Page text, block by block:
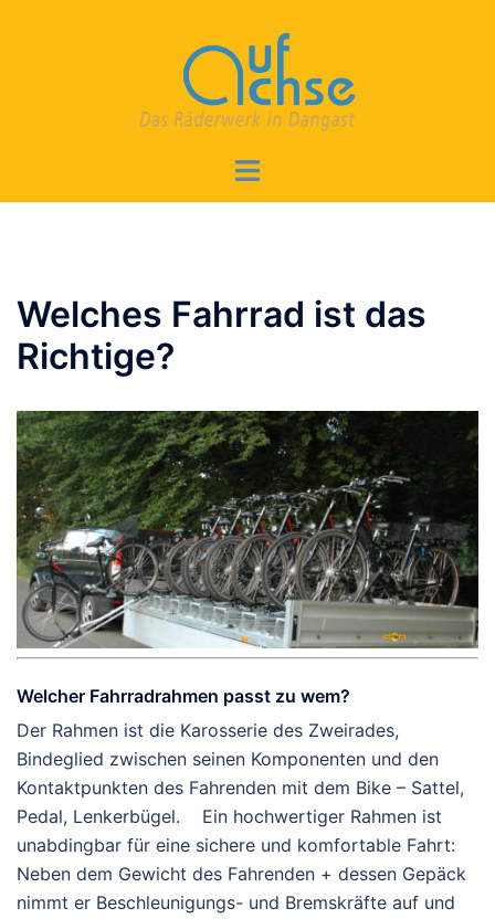
Menü
Welches Fahrrad ist das
Richtige?
Welcher Fahrradrahmen passt zu wem?
Der Rahmen ist die Karosserie des Zweirades,
Bindeglied zwischen seinen Komponenten und den
Kontaktpunkten des Fahrenden mit dem Bike – Sattel,
Pedal, Lenkerbügel. Ein hochwertiger Rahmen ist
unabdingbar für eine sichere und komfortable Fahrt:
Neben dem Gewicht des Fahrenden + dessen Gepäck
nimmt er Beschleunigungs- und Bremskräfte auf und